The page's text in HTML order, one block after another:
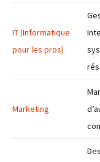
IT (Informatique
pour les pros)
Marketing